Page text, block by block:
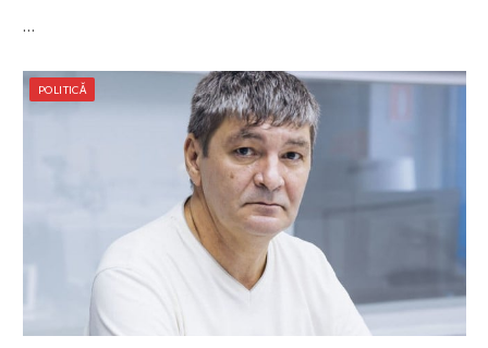
…
POLITICĂ